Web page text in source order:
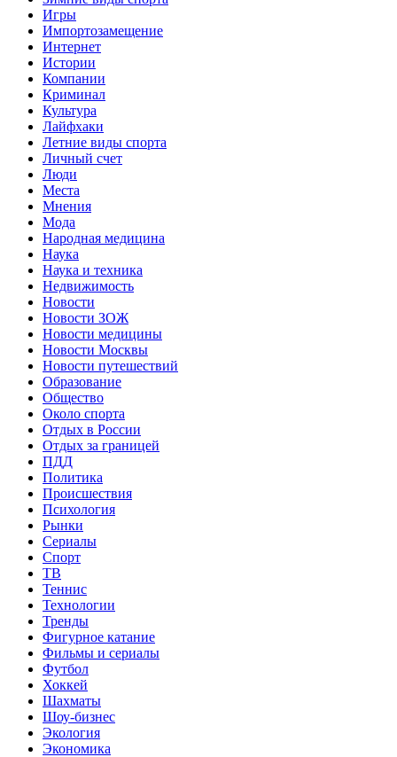
Игры
Импортозамещение
Интернет
Истории
Компании
Криминал
Культура
Лайфхаки
Летние виды спорта
Личный счет
Люди
Места
Мнения
Мода
Народная медицина
Наука
Наука и техника
Недвижимость
Новости
Новости ЗОЖ
Новости медицины
Новости Москвы
Новости путешествий
Образование
Общество
Около спорта
Отдых в России
Отдых за границей
ПДД
Политика
Происшествия
Психология
Рынки
Сериалы
Спорт
ТВ
Теннис
Технологии
Тренды
Фигурное катание
Фильмы и сериалы
Футбол
Хоккей
Шахматы
Шоу-бизнес
Экология
Экономика